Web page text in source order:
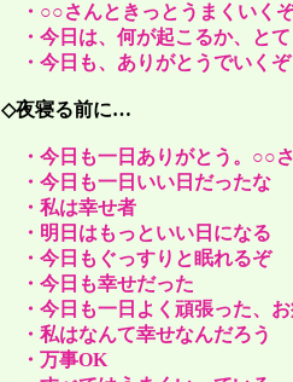
・○○さんときっとうまくいく
・今日は、何が起こるか、と
・今日も、ありがとうでいくぞ
◇夜寝る前に…
・今日も一日ありがとう。○○
・今日も一日いい日だったな
・私は幸せ者
・明日はもっといい日になる
・今日もぐっすりと眠れるぞ
・今日も幸せだった
・今日も一日よく頑張った、
・私はなんて幸せなんだろう
・万事OK